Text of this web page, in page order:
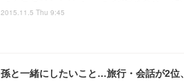
2015.11.5 Thu 9:45
孫と一緒にしたいこと…旅行・会話が2位